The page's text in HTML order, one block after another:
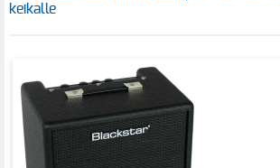
keikalle